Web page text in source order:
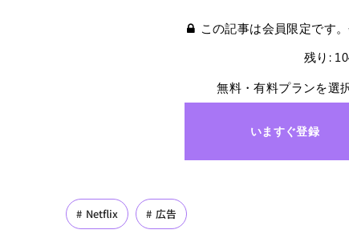
この記事は会員限定です
残り:
無料・有料プランを選
いますぐ登録
Netflix 広告